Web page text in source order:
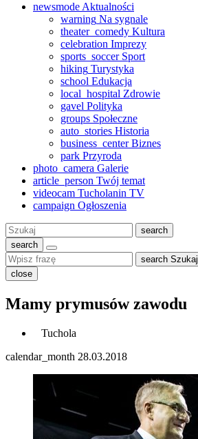
newsmode Aktualności
warning Na sygnale
theater_comedy Kultura
celebration Imprezy
sports_soccerSport
hiking Turystyka
school Edukacja
local_hospital Zdrowie
gavel Polityka
groups Społeczne
auto_stories Historia
business_centerBiznes
park Przyroda
photo_camera Galerie
article_person Twój temat
videocam Tucholanin TV
campaign Ogłoszenia
Szukaj:
search
search
search Szukaj
close
Mamy prymusów zawodu
Tuchola
calendar_month 28.03.2018